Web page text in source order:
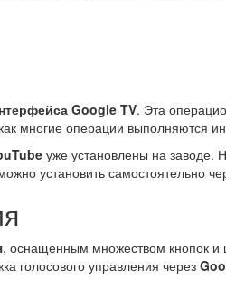
Google TV. Эта
многие операции выполняются
уже установлены на заводе.
установить самостоятельно
, оснащенным множеством кнопок и
голосового управления через